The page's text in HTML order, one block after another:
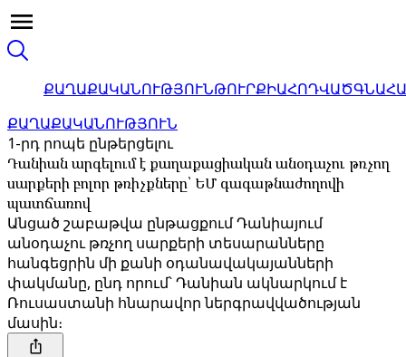
ՔԱՂԱՔԱԿԱՆՈՒԹՅՈՒՆԹՈՒՐՔԻԱՀՈԴՎԱԾ
ՔԱՂԱՔԱԿԱՆՈՒԹՅՈՒՆ
1-րդ րոպե ընթերցելու
Դանիան արգելում է քաղաքացիական անօդաչու թռչող
սարքերի բոլոր թռիչքները՝ ԵՄ գագաթնաժողովի
պատճառով
Անցած շաբաթվա ընթացքում Դանիայում
անօդաչու թռչող սարքերի տեսարանները
հանգեցրին մի քանի օդանավակայանների
փակմանը, ընդ որում՝ Դանիան ակնարկում է
Ռուսաստանի հնարավոր ներգրավվածության
մասին։